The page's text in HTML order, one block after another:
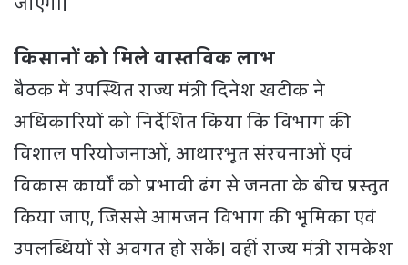
किसानों को मिले वास्तविक लाभ
बैठक में उपस्थित राज्य मंत्री दिनेश खटीक ने
अधिकारियों को निर्देशित किया कि विभाग की
विशाल परियोजनाओं, आधारभूत संरचनाओं एवं
विकास कार्यों को प्रभावी ढंग से जनता के बीच प्रस्तुत
किया जाए, जिससे आमजन विभाग की भूमिका एवं
उपलब्धियों से अवगत हो सकें। वहीं राज्य मंत्री रामकेश